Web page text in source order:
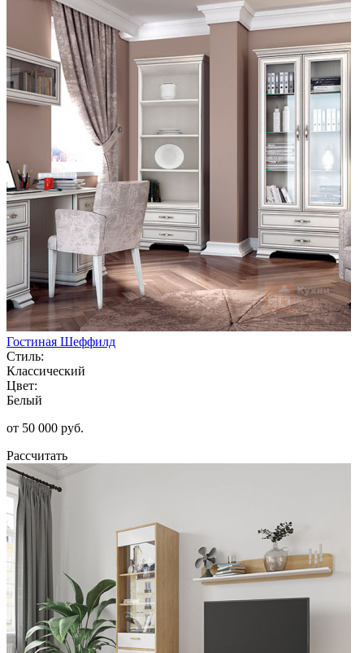
Гостиная Шеффилд
Стиль:
Классический
Цвет:
Белый
от 50 000 руб.
Рассчитать